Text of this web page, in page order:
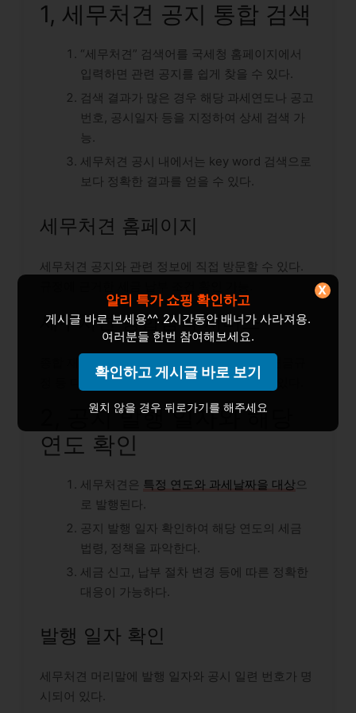
1, 세무처견 공지 통합 검색
“세무처견” 검색어를 국세청 홈페이지에서
입력하면 관련 공지를 쉽게 찾을 수 있다.
검색 결과가 많은 경우 해당 과세연도나 공고
번호, 공시일자 등을 지정하여 상세 검색 가
능.
세무처견 공시 내에서는 key word 검색으로
보다 정확한 결과를 얻을 수 있다.
세무처견 홈페이지
세무처견 공지와 관련 정보에 직접 방문할 수 있다.
세무처견 통합검색 서비스
종합 재산시세평가기준, 저축금리, 은퇴급여연금규
정 등 다양한 세무처견을 한꺼번에 검색할 수 있다.
2, 공지 발행 일자와 해당
연도 확인
세무처견은 특정 연도와 과세날짜을 대상 으
로 발행된다.
공지 발행 일자 확인하여 해당 연도의 세금
법령, 정책을 파악한다.
세금 신고, 납부 절차 변경 등에 따른 정확한
대응이 가능하다.
발행 일자 확인
세무처견 머리말에 발행 일자와 공시 일련 번호가 명
시되어 있다.
알리 특가 쇼핑 확인하고
게시글 바로 보세용^^. 2시간동안 배너가 사라져용.
여러분들 한번 참여해보세요.
확인하고 게시글 바로 보기
원치 않을 경우 뒤로가기를 해주세요
X